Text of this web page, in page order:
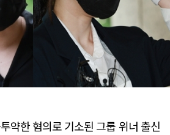
약한 혐의로 기소된 그룹 위너 출신